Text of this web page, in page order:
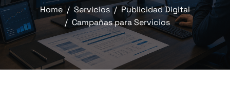
Home Servicios
Publicidad Digital
Campañas para Servicios